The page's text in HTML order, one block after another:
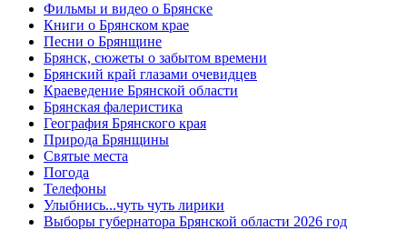
Фильмы и видео о Брянске
Книги о Брянском крае
Песни о Брянщине
Брянск, сюжеты о забытом времени
Брянский край глазами очевидцев
Краеведение Брянской области
Брянская фалеристика
География Брянского края
Природа Брянщины
Святые места
Погода
Телефоны
Улыбнись...чуть чуть лирики
Выборы губернатора Брянской области 2026 год